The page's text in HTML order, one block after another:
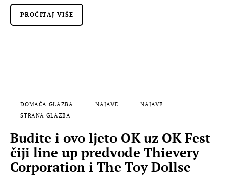
PROČITAJ VIŠE
DOMAĆA GLAZBA NAJAVE
NAJAVE
STRANA GLAZBA
Budite i ovo ljeto OK uz OK Fest
čiji line up predvode Thievery
Corporation i The Toy Dollse